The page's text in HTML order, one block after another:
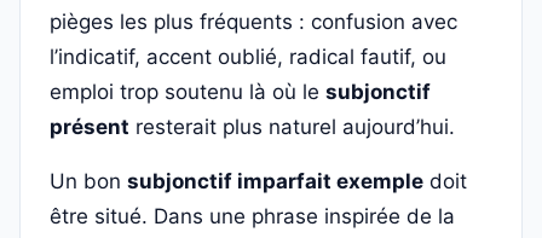
pièges les plus fréquents : confusion avec
l’indicatif, accent oublié, radical fautif, ou
emploi trop soutenu là où le subjonctif
présent resterait plus naturel aujourd’hui.
Un bon subjonctif imparfait exemple doit
être situé. Dans une phrase inspirée de la